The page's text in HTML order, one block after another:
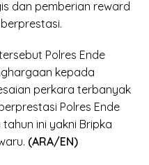
dan pemberian reward
Polres Ende
kepada
perkara terbanyak
Polres Ende
ini yakni Bripka
(ARA/EN)